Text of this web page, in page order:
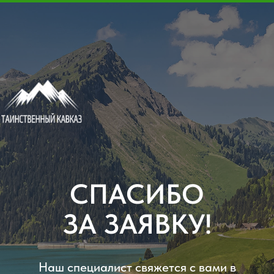
Контакты
Отзывы
Экскурсии
О нас
Наш специалист свяжется с вами в
максимально ближайшее время =)
СПАСИБО
ЗА ЗАЯВКУ!